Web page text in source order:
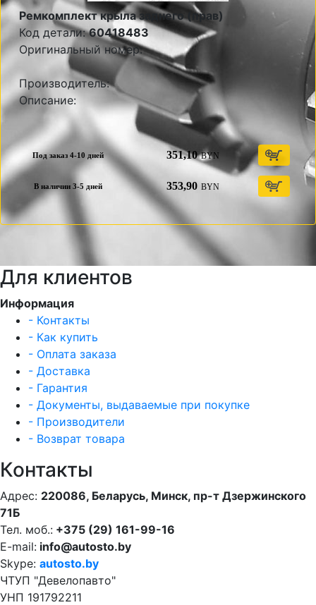
Ремкомплект крыла заднего (прав)
Код детали:60418483
Оригинальный номер:
Производитель:
Описание:
Под заказ 4-10 дней 351,10 BYN
В наличии 3-5 дней 353,90 BYN
Для клиентов
Информация
- Контакты
- Как купить
- Оплата заказа
- Доставка
- Гарантия
- Документы, выдаваемые при покупке
- Производители
- Возврат товара
Контакты
Адрес: 220086, Беларусь, Минск, пр-т Дзержинского
71Б
Тел. моб.: +375 (29) 161-99-16
E-mail: info@autosto.by
Skype: autosto.by
ЧТУП "Девелопавто"
УНП 191792211